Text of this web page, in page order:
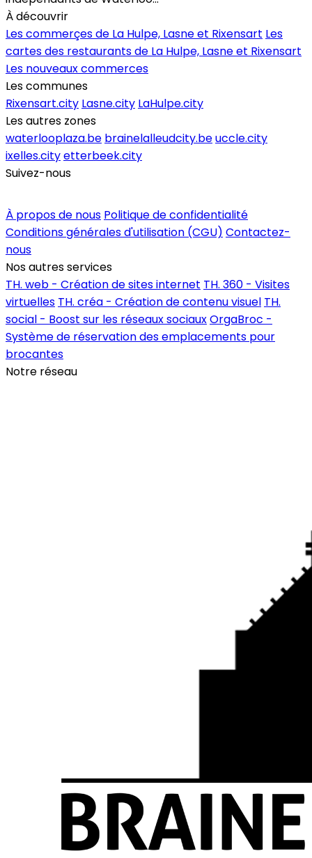
À découvrir
Les commerçes de La Hulpe, Lasne et Rixensart Les
cartes des restaurants de La Hulpe, Lasne et Rixensart
Les nouveaux commerces
Les communes
Rixensart.city Lasne.city LaHulpe.city
Les autres zones
waterlooplaza.be brainelalleudcity.beuccle.city
ixelles.cityetterbeek.city
Suivez-nous
À propos de nous Politique de confidentialité
Conditions générales d'utilisation (CGU) Contactez-
nous
Nos autres services
TH. web - Création de sites internet TH. 360 - Visites
virtuelles TH. créa - Création de contenu visuel TH.
social - Boost sur les réseaux sociauxOrgaBroc -
Système de réservation des emplacements pour
brocantes
Notre réseau